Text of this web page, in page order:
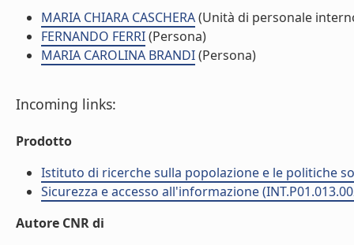
MARIA CHIARA CASCHERA(Unità di personale
FERNANDO FERRI(Persona)
MARIA CAROLINA BRANDI(Persona)
Incoming links:
Prodotto
Istituto di ricerche sulla popolazione e le politiche
Sicurezza e accesso all'informazione
Autore CNR di